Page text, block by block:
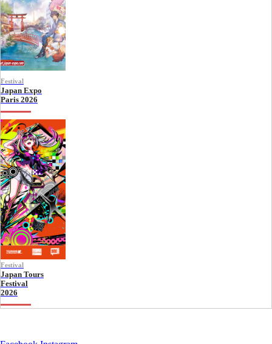
Festival
Japan Expo
Paris 2026
Festival
Japan Tours
Festival
2026